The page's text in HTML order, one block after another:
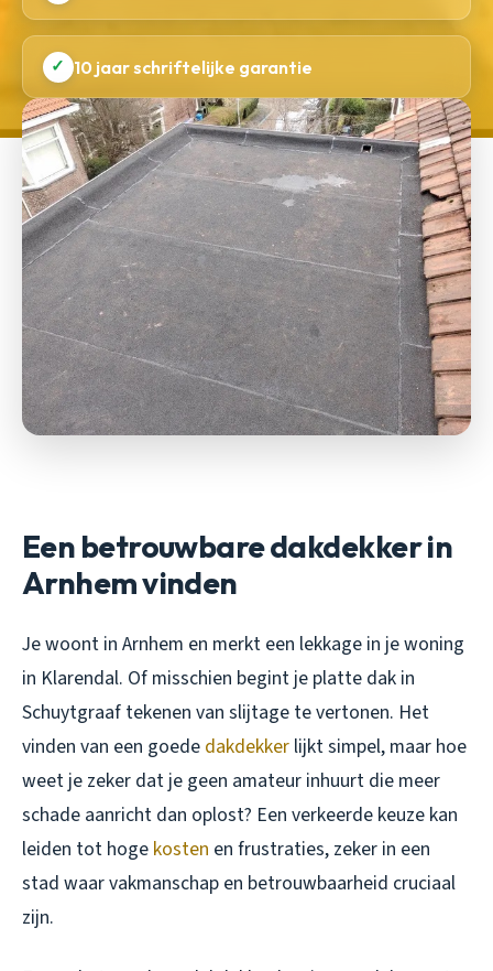
✓ 10 jaar schriftelijke garantie
Een betrouwbare dakdekker in
Arnhem vinden
Je woont in Arnhem en merkt een lekkage in je woning
in Klarendal. Of misschien begint je platte dak in
Schuytgraaf tekenen van slijtage te vertonen. Het
vinden van een goede dakdekker lijkt simpel, maar hoe
weet je zeker dat je geen amateur inhuurt die meer
schade aanricht dan oplost? Een verkeerde keuze kan
leiden tot hoge kosten en frustraties, zeker in een
stad waar vakmanschap en betrouwbaarheid cruciaal
zijn.